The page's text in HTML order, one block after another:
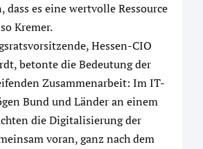
dass es eine wertvolle Ressource
Kremer.
Hessen-CIO
betonte die Bedeutung der
Zusammenarbeit: Im IT-
Bund und Länder an einem
die Digitalisierung der
voran, ganz nach dem